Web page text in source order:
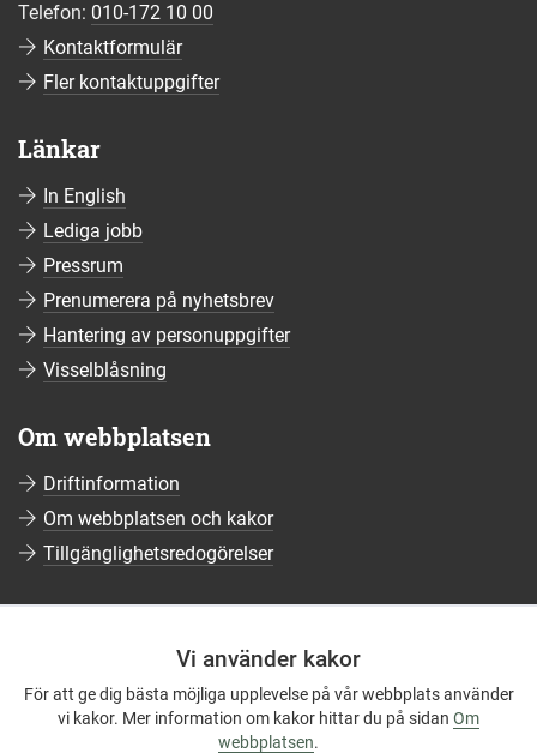
Vi använder kakor
För att ge dig bästa möjliga upplevelse på vår webbplats använder
vi kakor. Mer information om kakor hittar du på sidan Om
webbplatsen.
Telefon: 010-172 10 00
Kontaktformulär
Fler kontaktuppgifter
Länkar
In English
Lediga jobb
Pressrum
Prenumerera på nyhetsbrev
Hantering av personuppgifter
Visselblåsning
Om webbplatsen
Driftinformation
Om webbplatsen och kakor
Tillgänglighetsredogörelser
Följ oss på Facebook
Följ oss på Instagram